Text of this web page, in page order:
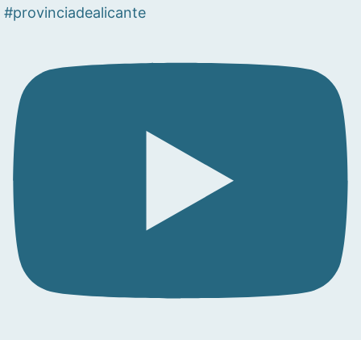
#provinciadealicante